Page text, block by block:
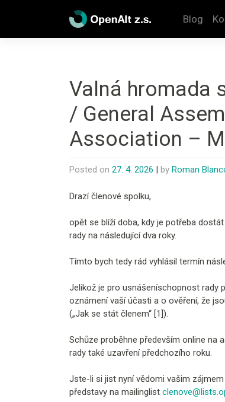
Blog
Valná hromada
/ General
Association –
Posted on 27. 4. 2026 by Roman
Drazí členové spolku,
opět se blíží doba, kdy je potřeba
rady na následující dva roky.
Tímto bych tedy rád vyhlásil termín
Jelikož je pro usnášeníschopnost rady
oznámení vaší účasti a o ověření, že
(„Jak se stát členem“ [1]).
Schůze proběhne především online na
rady také uzavření předchozího roku.
Jste-li si jist nyní vědomi vašim
představy na mailinglist